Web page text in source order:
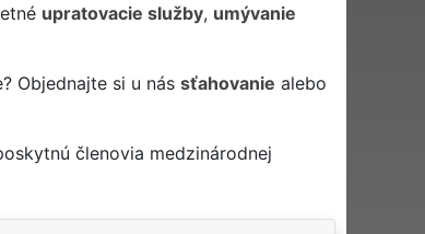
upratovacie služby, umývanie
Objednajte si u nás sťahovanie alebo
členovia medzinárodnej